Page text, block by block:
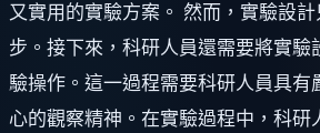
又實用的實驗方案。 然而，實驗設
步。接下來，科研人員還需要將實驗
驗操作。這一過程需要科研人員具有
心的觀察精神。在實驗過程中，科研